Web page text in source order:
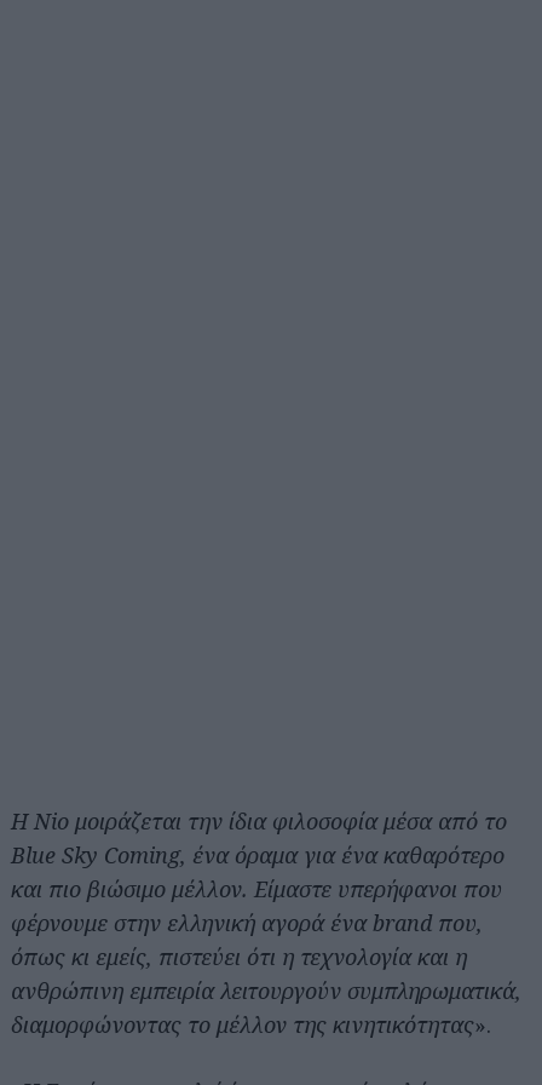
Η Nio μοιράζεται την ίδια φιλοσοφία μέσα από το
Blue Sky Coming, ένα όραμα για ένα καθαρότερο
και πιο βιώσιμο μέλλον. Είμαστε υπερήφανοι που
φέρνουμε στην ελληνική αγορά ένα brand που,
όπως κι εμείς, πιστεύει ότι η τεχνολογία και η
ανθρώπινη εμπειρία λειτουργούν συμπληρωματικά,
διαμορφώνοντας το μέλλον της κινητικότητας».